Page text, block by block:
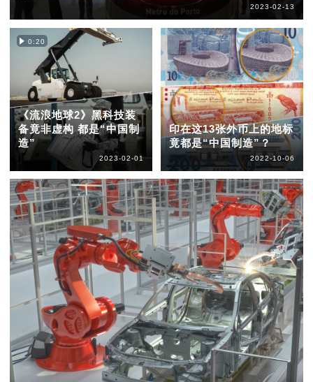
2023-02-13
0:20
《流浪地球2》黑科技装
备竟非虚构 都是“中国制
造”
2023-02-01
印在这13张外币上的地标
竟都是“中国制造”？
2022-10-06